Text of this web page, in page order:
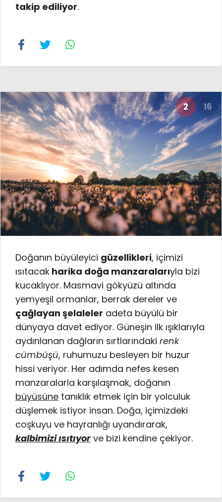
takip ediliyor.
2 16
Doğanın büyüleyici güzellikleri, içimizi
ısıtacak harika doğa manzaralarıyla bizi
kucaklıyor. Masmavi gökyüzü altında
yemyeşil ormanlar, berrak dereler ve
çağlayan şelaleler adeta büyülü bir
dünyaya davet ediyor. Güneşin ilk ışıklarıyla
aydınlanan dağların sırtlarındaki renk
cümbüşü, ruhumuzu besleyen bir huzur
hissi veriyor. Her adımda nefes kesen
manzaralarla karşılaşmak, doğanın
büyüsüne tanıklık etmek için bir yolculuk
düşlemek istiyor insan. Doğa, içimizdeki
coşkuyu ve hayranlığı uyandırarak,
kalbimizi ısıtıyor ve bizi kendine çekiyor.